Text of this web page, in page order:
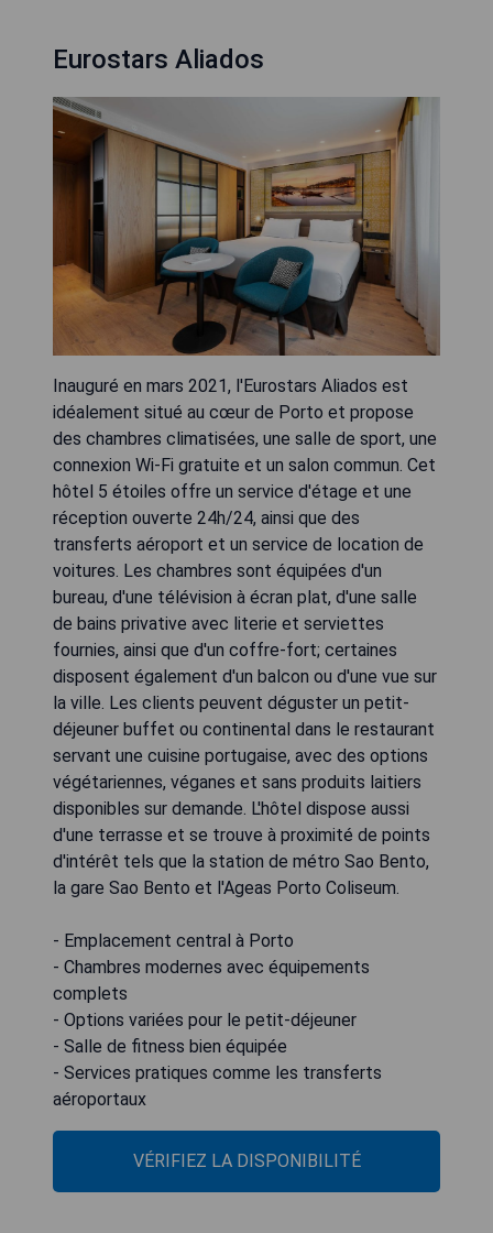
Eurostars Aliados
Inauguré en mars 2021, l'Eurostars Aliados est
idéalement situé au cœur de Porto et propose
des chambres climatisées, une salle de sport, une
connexion Wi-Fi gratuite et un salon commun. Cet
hôtel 5 étoiles offre un service d'étage et une
réception ouverte 24h/24, ainsi que des
transferts aéroport et un service de location de
voitures. Les chambres sont équipées d'un
bureau, d'une télévision à écran plat, d'une salle
de bains privative avec literie et serviettes
fournies, ainsi que d'un coffre-fort; certaines
disposent également d'un balcon ou d'une vue sur
la ville. Les clients peuvent déguster un petit-
déjeuner buffet ou continental dans le restaurant
servant une cuisine portugaise, avec des options
végétariennes, véganes et sans produits laitiers
disponibles sur demande. L'hôtel dispose aussi
d'une terrasse et se trouve à proximité de points
d'intérêt tels que la station de métro Sao Bento,
la gare Sao Bento et l'Ageas Porto Coliseum.
- Emplacement central à Porto
- Chambres modernes avec équipements
complets
- Options variées pour le petit-déjeuner
- Salle de fitness bien équipée
- Services pratiques comme les transferts
aéroportaux
VÉRIFIEZ LA DISPONIBILITÉ